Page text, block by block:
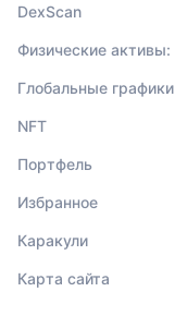
DexScan
Физические активы:
Глобальные графики
NFT
Портфель
Избранное
Каракули
Карта сайта